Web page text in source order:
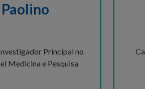
Principal no
Medicina e Pesquisa